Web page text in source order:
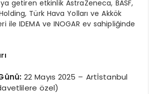
getiren etkinlik AstraZeneca, BASF,
Türk Hava Yolları ve Akkök
ile IDEMA ve INOGAR ev sahipliğinde
22 Mayıs 2025 – Artİstanbul
özel)